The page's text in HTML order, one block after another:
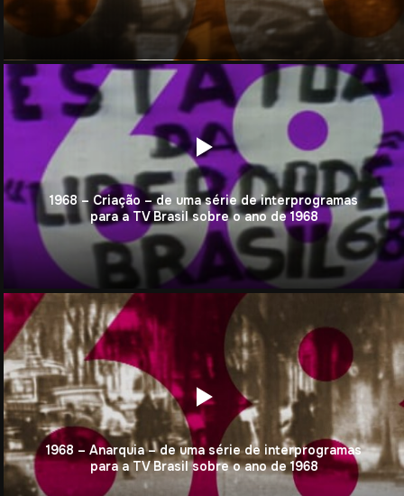
1968 – Criação – de uma série de interprogramas
para a TV Brasil sobre o ano de 1968
1968 – Anarquia – de uma série de interprogramas
para a TV Brasil sobre o ano de 1968